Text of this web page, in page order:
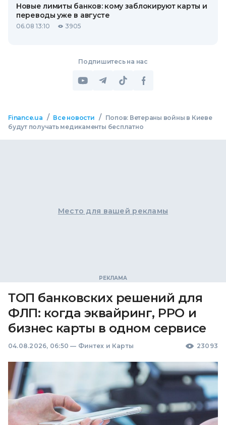
Новые лимиты банков: кому заблокируют карты и
переводы уже в августе
06.08 13:10 3905
Подпишитесь на нас
Finance.ua / Все новости /
Попов: Ветераны войны в Киеве
будут получать медикаменты бесплатно
Место для вашей рекламы
ТОП банковских решений для
ФЛП: когда эквайринг, РРО и
бизнес карты в одном сервисе
04.08.2026, 06:50 — Финтех и Карты 23093